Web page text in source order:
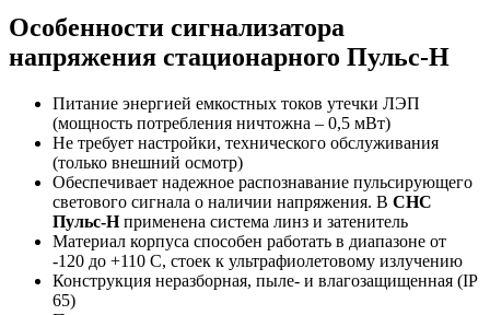
Особенности сигнализатора
напряжения стационарного Пульс-Н
Питание энергией емкостных токов утечки ЛЭП
(мощность потребления ничтожна – 0,5 мВт)
Не требует настройки, технического обслуживания
(только внешний осмотр)
Обеспечивает надежное распознавание пульсирующего
светового сигнала о наличии напряжения. В СНС
Пульс-Нприменена система линз и затенитель
Материал корпуса способен работать в диапазоне от
-120 до +110 С, стоек к ультрафиолетовому излучению
Конструкция неразборная, пыле- и влагозащищенная (IP
65)